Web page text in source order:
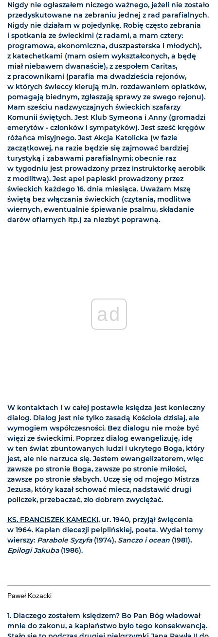
Nigdy nie ogłaszałem niczego ważnego, jeżeli nie zostało
przedyskutowane na zebraniu jednej z rad parafialnych.
Nigdy nie działam w pojedynkę. Robię często zebrania
i spotkania ze świeckimi (z radami, a mam cztery:
programowa, ekonomiczna, duszpasterska i młodych),
z katechetkami (mam osiem wykształconych, a będę
miał niebawem dwanaście), z zespołem Caritas,
z pracownikami (parafia ma dwadzieścia rejonów,
w których świeccy kierują m.in. rozdawaniem opłatków,
pomagają biednym, zgłaszają sprawy ze swego rejonu).
Mam sześciu nadzwyczajnych świeckich szafarzy
Komunii świętych. Jest Klub Symeona i Anny (gromadzi
emerytów - członków i sympatyków). Jest sześć kręgów
różańca misyjnego. Jest Akcja Katolicka (w fazie
zaczątkowej, na razie będzie się zajmować bardziej
turystyką i zabawami parafialnymi; obecnie raz
w tygodniu jest prowadzony przez instruktorkę aerobik
z modlitwą). Jest apel papieski prowadzony przez
świeckich każdego 16. dnia miesiąca. Uważam Mszę
świętą bez włączania świeckich (czytania, modlitwa
wiernych, ewentualnie śpiewanie psalmu, składanie
darów ofiarnych itp.) za niezbyt poprawną.
ad
W kontaktach i w całej postawie księdza jest konieczny
dialog. Dialog jest nie tylko zasadą Kościoła dzisiaj, ale
wymogiem współczesności. Bez dialogu nie może być
więzi ze świeckimi. Poprzez dialog ewangelizuję, idę
w ten świat zbuntowanych ludzi i ukrytego Boga, który
jest, ale nie narzuca się. Jestem ewangelizatorem, więc
zawsze po stronie Boga, zawsze po stronie miłości,
zawsze po stronie słabych. Uczę się od mojego Mistrza
Jezusa, który kazał schować miecz, nadstawić drugi
policzek, przebaczać, zło dobrem zwyciężać.
KS. FRANCISZEK KAMECKI, ur. 1940, przyjął święcenia
w 1964. Kapłan diecezji pelplińskiej, poeta. Wydał tomy
wierszy: Parabole Syzyfa(1974), Sanczo i ocean (1981),
Epilogi Jakuba(1986).
Paweł Kozacki
1. Dlaczego zostałem księdzem? Bo Pan Bóg władował
mnie do zakonu, a kapłaństwo było tego konsekwencją.